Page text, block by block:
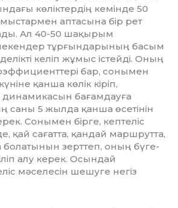
көліктердің кемінде 50
аптасына бір рет
Ал 40-50 шақырым
тұрғындарының басым
келіп жұмыс істейді. Оның
бар, сонымен
қанша көлік кіріп,
бағамдауға
саны 5 жылда қанша өсетінін
Сонымен бірге, кептеліс
қай сағатта, қандай маршрутта,
болатынын зерттеп, оның бүге-
алу керек. Осындай
мәселесін шешуге негіз